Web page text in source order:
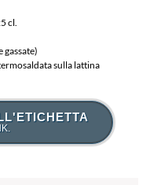
cl.
sulla lattina